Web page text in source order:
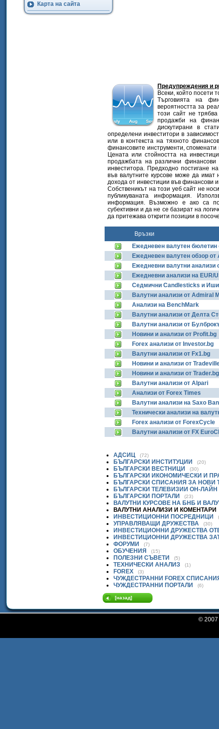
Карта на сайта
Предупреждения и
Всеки, който посети
Търговията на
вероятността за
този сайт не
продажби на
дискутирани в
определени инвеститори в
или в контекста на тяхното
финансовите инструменти,
Цената или стойността на
продажбата на различни
инвеститора. Предходно постигане
във валутните курсове може да имат
дохода от инвестиции във финансови
Собственикът на този уеб сайт не
публикуваната информация.
информация. Възможно е ако са
субективни и да не се базират на
да притежава открити позиции в
Връзки
Ежедневен валутен бюлетин
Ежедневен валутен обзор от
Ежедневни валутни анализи
Ежедневни анализи на EUR/
Седмични Candlesticks и
Валутни анализи от Admiral
Анализи на BenchMark
Валутни анализи от Делта
Валутни анализи от
Новини и анализи от Profit.bg
Forex анализи от Investor.bg
Валутни анализи от Fx1.bg
Новини и анализи от
Новини и анализи от Trader.bg
Валутни анализи от Alpari
Анализи от Forex Times
Валутни анализи на Saxo
Технически анализи на
Forex анализи от ForexCycle
Валутни анализи от FX
АДСИЦ (72)
БЪЛГАРСКИ ИНСТИТУЦИИ (20)
БЪЛГАРСКИ ВЕСТНИЦИ (30)
БЪЛГАРСКИ ИКОНОМИЧЕСКИ И
БЪЛГАРСКИ СПИСАНИЯ ЗА НОВИ
БЪЛГАРСКИ ТЕЛЕВИЗИИ ОН-ЛАЙН
БЪЛГАРСКИ ПОРТАЛИ
(23)
ВАЛУТНИ КУРСОВЕ НА БНБ И
ВАЛУТНИ АНАЛИЗИ И КОМЕНТАРИ
ИНВЕСТИЦИОННИ ПОСРЕДНИЦИ
УПРАВЛЯВАЩИ ДРУЖЕСТВА (30)
ИНВЕСТИЦИОННИ ДРУЖЕСТВА
ИНВЕСТИЦИОННИ ДРУЖЕСТВА
ФОРУМИ
(7)
ОБУЧЕНИЯ (15)
ПОЛЕЗНИ СЪВЕТИ (5)
ТЕХНИЧЕСКИ АНАЛИЗ (1)
FOREX (3)
ЧУЖДЕСТРАННИ FOREX
ЧУЖДЕСТРАННИ ПОРТАЛИ
(6)
[назад]
©